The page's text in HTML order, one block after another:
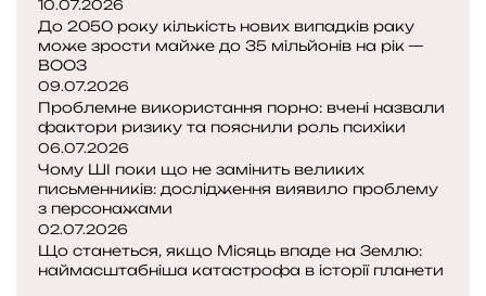
:
н
а
й
м
а
с
ш
т
а
б
н
10.07.2026
До 2050 року кількість нових випадків раку
може зрости майже до 35 мільйонів на рік —
ВООЗ
09.07.2026
Проблемне використання порно: вчені назвали
фактори ризику та пояснили роль психіки
06.07.2026
Чому ШІ поки що не замінить великих
письменників: дослідження виявило проблему
з персонажами
02.07.2026
Що станеться, якщо Місяць впаде на Землю:
наймасштабніша катастрофа в історії планети